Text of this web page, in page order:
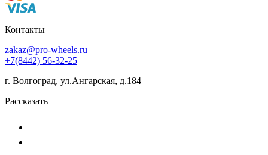
Контакты
zakaz@pro-wheels.ru
+7(8442) 56-32-25
г. Волгоград, ул.Ангарская, д.184
Рассказать